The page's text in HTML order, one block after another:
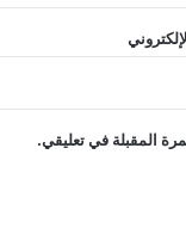
المقبلة في تعليقي.